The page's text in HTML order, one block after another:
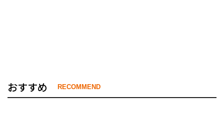
おすすめ RECOMMEND